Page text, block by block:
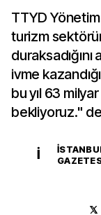
TTYD
turizm
ivme
bu yıl 63
bekliyoruz."
İ